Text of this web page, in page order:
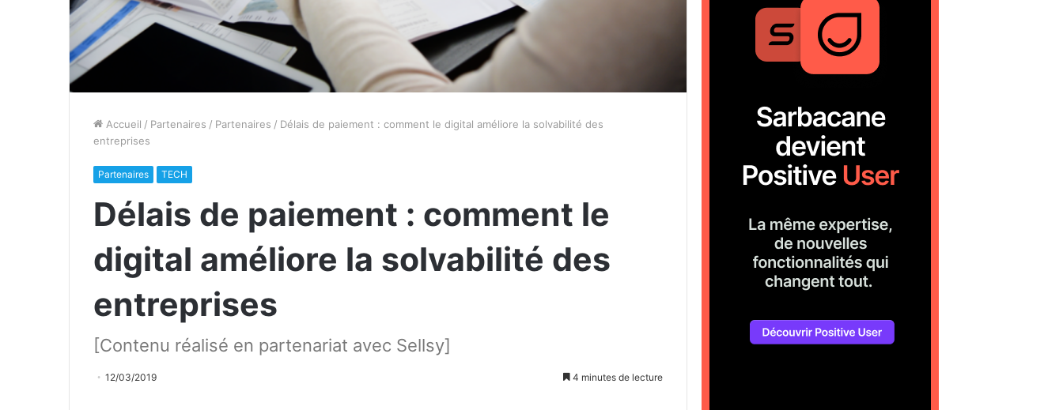
Accueil / Partenaires / Partenaires / Délais de paiement : comment le digital améliore la solvabilité des
entreprises
Partenaires TECH
Délais de paiement : comment le
digital améliore la solvabilité des
entreprises
[Contenu réalisé en partenariat avec Sellsy]
12/03/2019 4 minutes de lecture